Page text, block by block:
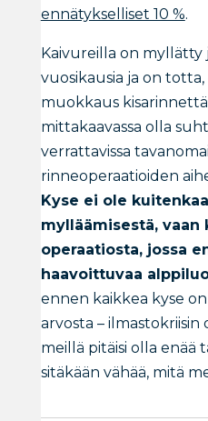
ennätykselliset 10 %.
Kaivureilla on myllätty
vuosikausia ja on
muokkaus
mittakaavassa olla
verrattavissa
rinneoperaatioiden
Kyse ei ole
mylläämisestä, vaan
operaatiosta, jossa
haavoittuvaa
ennen kaikkea kyse
arvosta – ilmastokriisin
meillä pitäisi olla enää
sitäkään vähää, mitä